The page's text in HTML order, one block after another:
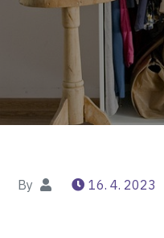
By 16. 4. 2023